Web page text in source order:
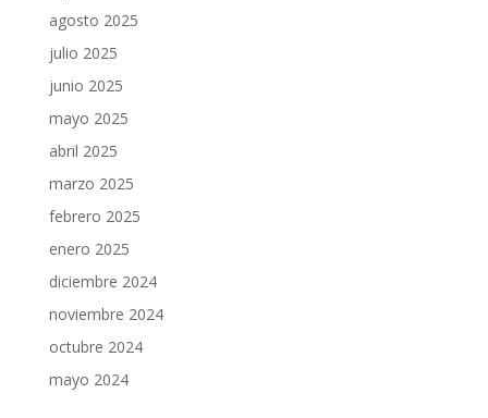
agosto 2025
julio 2025
junio 2025
mayo 2025
abril 2025
marzo 2025
febrero 2025
enero 2025
diciembre 2024
noviembre 2024
octubre 2024
mayo 2024